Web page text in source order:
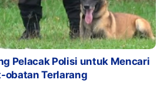
Pelacak Polisi untuk Mencari
obatan Terlarang